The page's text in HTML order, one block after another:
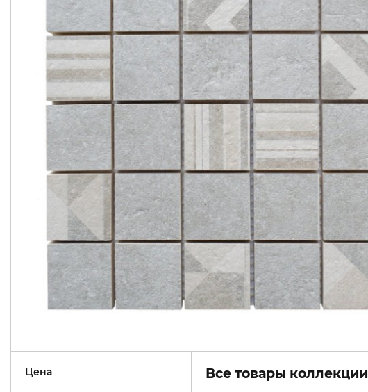
Цена Все товары коллекции